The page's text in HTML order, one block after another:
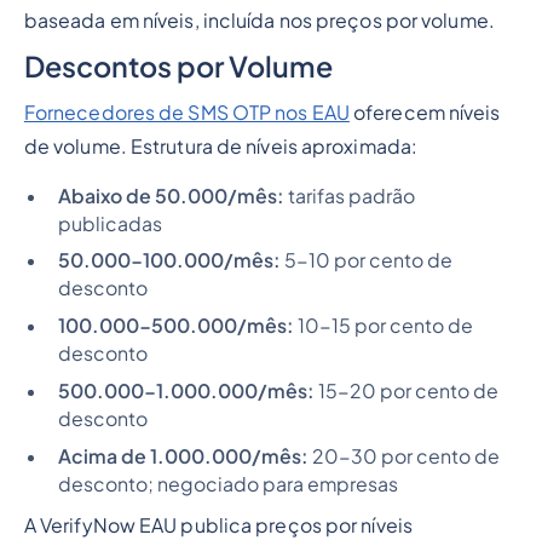
baseada em níveis, incluída nos preços por volume.
Descontos por Volume
Fornecedores de SMS OTP nos EAU oferecem níveis
de volume. Estrutura de níveis aproximada:
Abaixo de 50.000/mês: tarifas padrão
publicadas
50.000-100.000/mês: 5-10 por cento de
desconto
100.000-500.000/mês: 10-15 por cento de
desconto
500.000-1.000.000/mês: 15-20 por cento de
desconto
Acima de 1.000.000/mês: 20-30 por cento de
desconto; negociado para empresas
A VerifyNow EAU publica preços por níveis